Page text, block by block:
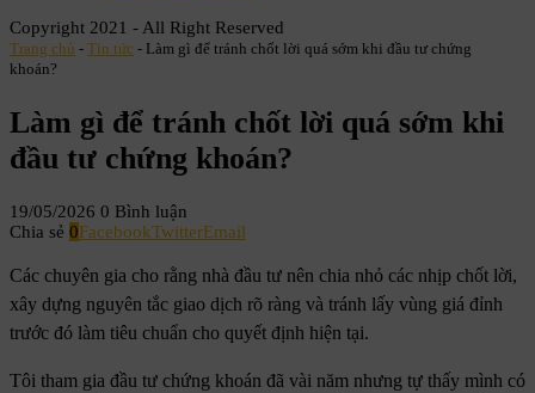
Copyright 2021 - All Right Reserved
Trang chủ - Tin tức - Làm gì để tránh chốt lời quá sớm khi đầu tư chứng
khoán?
Làm gì để tránh chốt lời quá sớm khi
đầu tư chứng khoán?
19/05/2026 0 Bình luận
Chia sẻ 0FacebookTwitterEmail
Các chuyên gia cho rằng nhà đầu tư nên chia nhỏ các nhịp chốt lời,
xây dựng nguyên tắc giao dịch rõ ràng và tránh lấy vùng giá đỉnh
trước đó làm tiêu chuẩn cho quyết định hiện tại.
Tôi tham gia đầu tư chứng khoán đã vài năm nhưng tự thấy mình có